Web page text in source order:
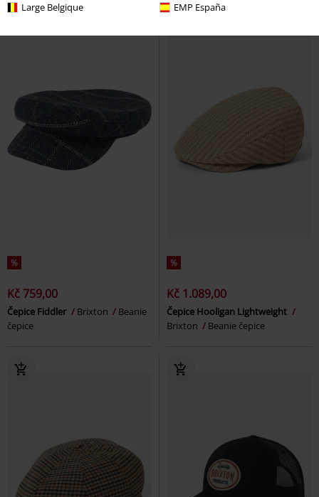
Large Belgique EMP España
%
Kč 759,00
Čepice Fiddler Brixton
Beanie
čepice
%
Kč 1.089,00
Čepice Hooligan Lightweight
Brixton
Beanie čepice